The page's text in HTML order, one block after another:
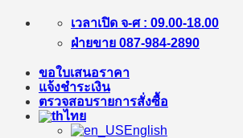
ข้าม
เนื้อหา
เวลาเปิด จ-ศ : 09.00-18.00
ฝ่ายขาย 087-984-2890
ขอใบเสนอราคา
แจ้งชำระเงิน
ตรวจสอบรายการสั่งซื้อ
ไทย
English